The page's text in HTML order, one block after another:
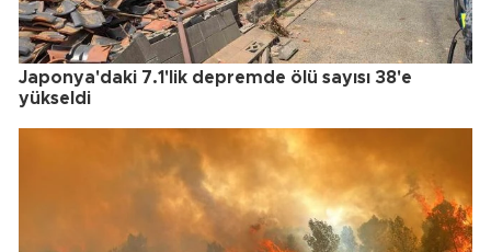
Japonya'daki 7.1'lik depremde ölü sayısı 38'e
yükseldi